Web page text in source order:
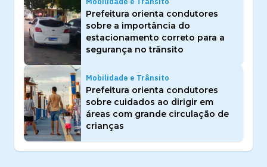
Prefeitura orienta condutores
sobre a importância do
estacionamento correto para a
segurança no trânsito
Mobilidade e Trânsito
Prefeitura orienta condutores
sobre cuidados ao dirigir em
áreas com grande circulação de
crianças